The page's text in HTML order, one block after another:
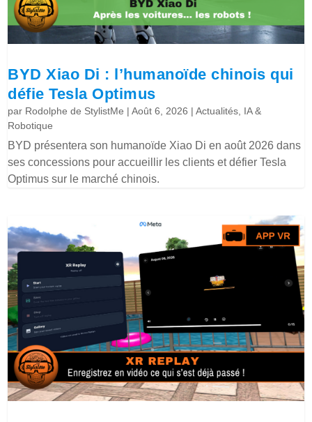
BYD Xiao Di : l’humanoïde chinois qui
défie Tesla Optimus
par Rodolphe de StylistMe |Août 6, 2026 |Actualités, IA &
Robotique
BYD présentera son humanoïde Xiao Di en août 2026 dans
ses concessions pour accueillir les clients et défier Tesla
Optimus sur le marché chinois.